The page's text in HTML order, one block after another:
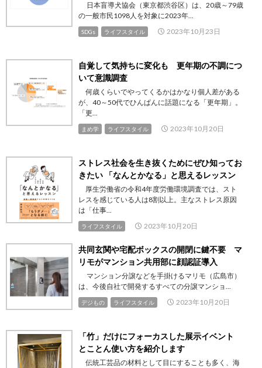
日本盲導犬協会（東京都渋谷区）は、20歳～79歳
の一般市民1098人を対象に2023年...
SDGs ライフスタイル 2023年10月23日
自覚して気持ちに変化も 更年期の不調につ
いて意識調査
何歳くらいでやってくるかはかなり個人差がある
が、40～50代でひんぱんに話題になる「更年期」。
「更...
まめ学 ライフスタイル 2023年10月20日
ストレス社会を生き抜くためにぜひ知ってお
きたい 「なんとかなる」と思えるレッスン
厚生労働省の令和4年度労働環境調査では、スト
レスを感じている人は8割以上。主なストレス原因
は「仕事...
ライフスタイル 2023年10月20日
共同玄関や宅配ボックスの開閉に鍵不要 マ
リモがマンション共用部に顔認証導入
マンション分譲などを手掛けるマリモ（広島市）
は、今後自社で開発するすべての分譲マンショ...
デジもの ライフスタイル 2023年10月20日
「竹」だけにフォーカスした展示イベント
とことん使い方を紹介します
伝統工芸品の材料として目にすることも多く、海